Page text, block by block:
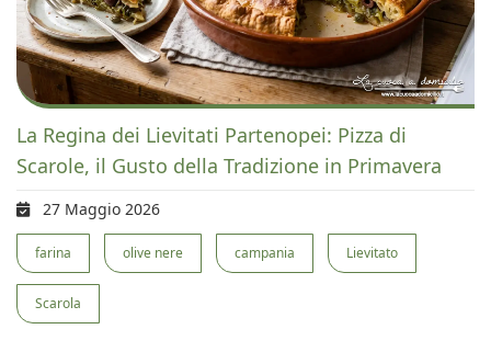
La Regina dei Lievitati Partenopei: Pizza di
Scarole, il Gusto della Tradizione in Primavera
27 Maggio 2026
farina olive nere campania Lievitato
Scarola